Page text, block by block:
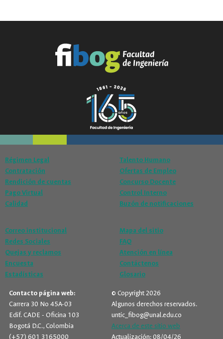
Régimen Legal
Contratación
Rendición de cuentas
Pago Virtual
Calidad
Talento Humano
Ofertas de Empleo
Concurso Docente
Control Interno
Buzón de notificaciones
Correo institucional
Redes Sociales
Quejas y reclamos
Encuesta
Estadísticas
Mapa del sitio
FAQ
Atención en línea
Contáctenos
Glosario
Contacto página web:
Carrera 30 No 45A-03
Edif. CADE - Oficina 103
Bogotá D.C., Colombia
(+57) 601 3165000
© Copyright 2026
Algunos derechos reservados.
untic_fibog@unal.edu.co
Acerca de este sitio web
Actualización: 08/04/26